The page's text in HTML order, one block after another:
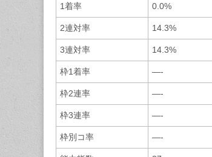
1着率 0.0%
2連対率 14.3%
3連対率 14.3%
枠1着率 —-
枠2連率 —-
枠3連率 —-
枠別コ率 —-